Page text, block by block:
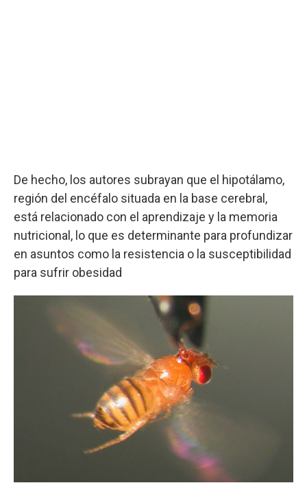
De hecho, los autores subrayan que el hipotálamo,
región del encéfalo situada en la base cerebral,
está relacionado con el aprendizaje y la memoria
nutricional, lo que es determinante para profundizar
en asuntos como la resistencia o la susceptibilidad
para sufrir obesidad